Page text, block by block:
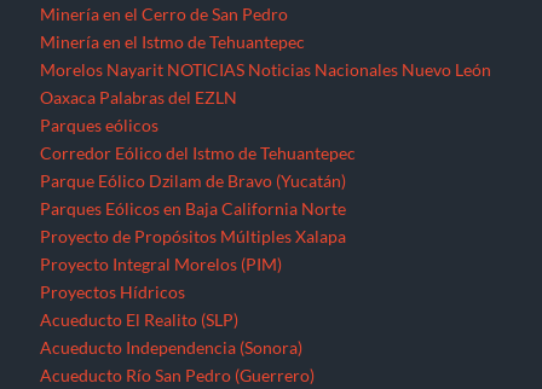
Minería en el Cerro de San Pedro
Minería en el Istmo de Tehuantepec
Morelos Nayarit NOTICIAS Noticias Nacionales Nuevo León
Oaxaca Palabras del EZLN
Parques eólicos
Corredor Eólico del Istmo de Tehuantepec
Parque Eólico Dzilam de Bravo (Yucatán)
Parques Eólicos en Baja California Norte
Proyecto de Propósitos Múltiples Xalapa
Proyecto Integral Morelos (PIM)
Proyectos Hídricos
Acueducto El Realito (SLP)
Acueducto Independencia (Sonora)
Acueducto Río San Pedro (Guerrero)